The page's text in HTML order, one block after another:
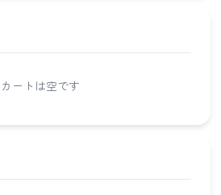
カートは空です